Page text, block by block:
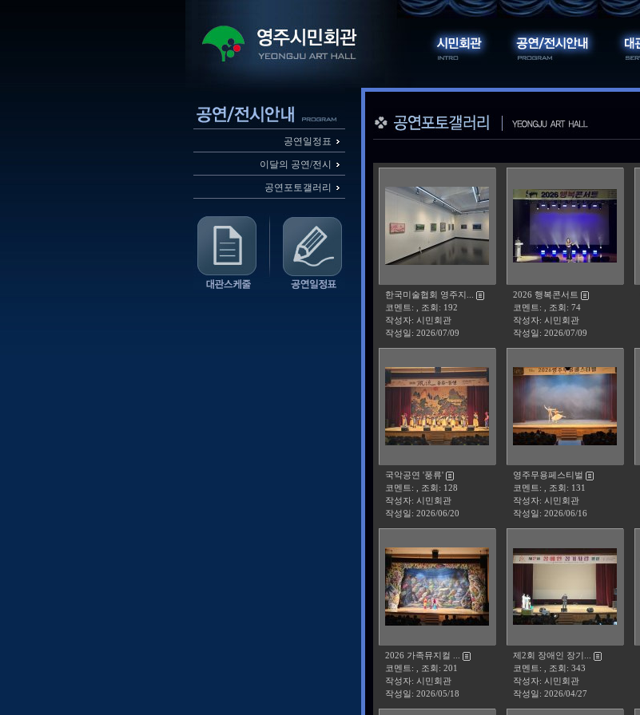
공연일정표
이달의 공연/전시
공연포토갤러리
한국미술협회 영주지...
코멘트: , 조회: 192
작성자: 시민회관
작성일: 2026/07/09
2026 행복콘서트
코멘트: , 조회: 74
작성자: 시민회관
작성일: 2026/07/09
국악공연 '풍류'
코멘트: , 조회: 128
작성자: 시민회관
작성일: 2026/06/20
영주무용페스티벌
코멘트: , 조회: 131
작성자: 시민회관
작성일: 2026/06/16
2026 가족뮤지컬 ...
코멘트: , 조회: 201
작성자: 시민회관
작성일: 2026/05/18
제2회 장애인 장기...
코멘트: , 조회: 343
작성자: 시민회관
작성일: 2026/04/27